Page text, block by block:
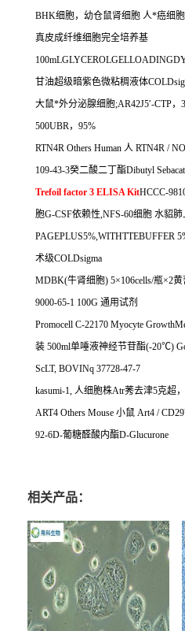
BHK细胞，幼仓鼠肾细胞 人*癌细胞
真皮成纤维细胞完全培养基
甘油超级暗紫色微粘稠液体
大鼠*外分泌腺细胞;AR42J5′-CTP，
500UBR， 95%
RTN4R Others Human 人 RTN4R /
109-43-3癸二酸二丁酯Dibutyl
Trefoil factor 3 ELISA KitHCCC-
胞G-CSF依赖性,NFS-60细胞 水貂肺
PAGEPLUS5%,WITHTTEBUFFER
术级COLDsigma
MDBK(牛肾细胞) 5×106cells/瓶×2黄
9000-65-1 100G 通用试剂
Promocell C-22170 Myocyte
装 500ml单唾液神经节苷酯(-20℃)
ScLT, BOVINq 37728-47-7
kasumi-1, 人细胞株Atr莠去津5克超，
ART4 Others Mouse 小鼠 Art4 /
92-6D-葡糖醛酸内酯D-Glucurone
相关产品：